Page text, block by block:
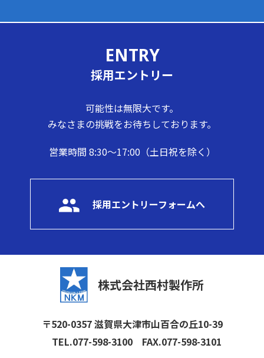
ENTRY
採用エントリー
可能性は無限大です。
みなさまの挑戦をお待ちしております。
営業時間 8:30～17:00（土日祝を除く）
採用エントリーフォームへ
株式会社西村製作所
〒520-0357 滋賀県大津市山百合の丘10-39
TEL.077-598-3100FAX.077-598-3101